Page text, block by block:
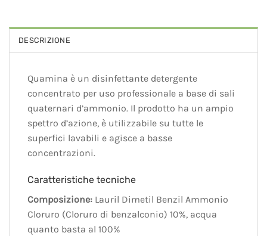
DESCRIZIONE
Quamina è un disinfettante detergente
concentrato per uso professionale a base di sali
quaternari d’ammonio. Il prodotto ha un ampio
spettro d’azione, è utilizzabile su tutte le
superfici lavabili e agisce a basse
concentrazioni.
Caratteristiche tecniche
Composizione: Lauril Dimetil Benzil Ammonio
Cloruro (Cloruro di benzalconio) 10%, acqua
quanto basta al 100%